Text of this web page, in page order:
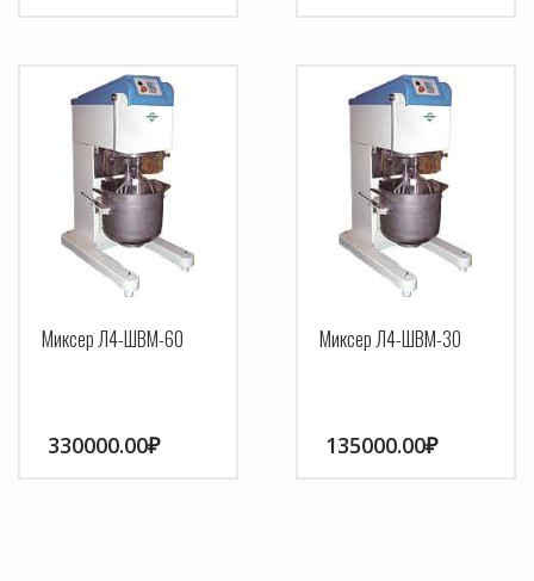
Миксер Л4-ШВМ-60
330000.00₽
Миксер Л4-ШВМ-30
135000.00₽